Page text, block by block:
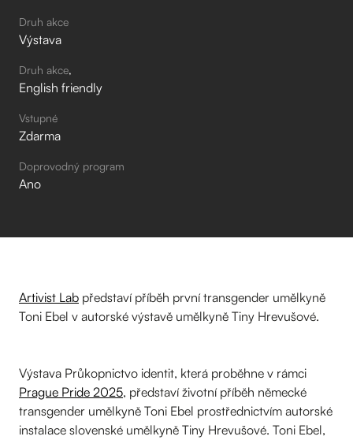
Druh akce
Výstava
Druh akce
English friendly
Vstupné
Zdarma
Doprovodný program
Ano
Artivist Lab představí příběh první transgender umělkyně
Toni Ebel v autorské výstavě umělkyně Tiny Hrevušové.
Výstava Průkopnictvo identit, která proběhne v rámci
Prague Pride 2025, představí životní příběh německé
transgender umělkyně Toni Ebel prostřednictvím autorské
instalace slovenské umělkyně Tiny Hrevušové. Toni Ebel,